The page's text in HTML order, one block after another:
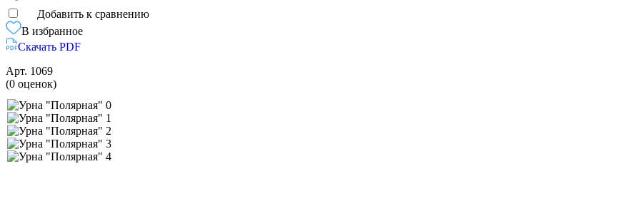
Добавить к сравнению
В избранное
Скачать PDF
Арт. 1069
(0 оценок)